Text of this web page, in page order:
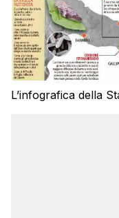
L’infografica della